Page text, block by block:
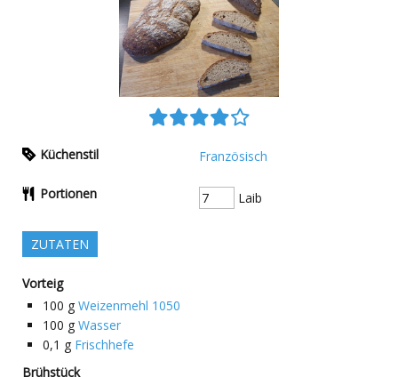
Küchenstil Französisch
Portionen Laib
ZUTATEN
Vorteig
100 g Weizenmehl 1050
100 g Wasser
0,1 g Frischhefe
Brühstück